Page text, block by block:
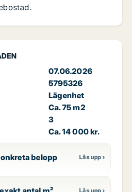
07.06.2026
5795326
Lägenhet
Ca. 75 m2
3
Ca. 14 000 kr.
belopp